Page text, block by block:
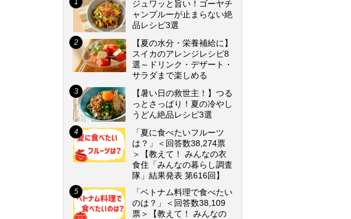
ジュワッと旨い！ゴーヤチ
ャンプルーが止まらない絶
品レシピ3選
【夏の水分・栄養補給に】
スイカのアレンジレシピ8
選～ドリンク・デザート・
サラダまで楽しめる
【暑い日の救世主！】つる
っとさっぱり！夏の冷やし
うどん絶品レシピ3選
「夏に食べたいフルーツ
は？」＜回答数38,274票
＞【教えて！ みんなの衣
食住「みんなの暮らし調査
隊」結果発表 第616回】
「ベトナム料理で食べたい
のは？」＜回答数38,109
票＞【教えて！ みんなの